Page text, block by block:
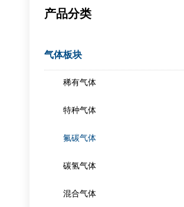
产品分类
气体板块
稀有气体
特种气体
氟碳气体
碳氢气体
混合气体